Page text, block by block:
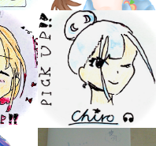
キミノラジオ配信中！
いろんな動画が
見られる